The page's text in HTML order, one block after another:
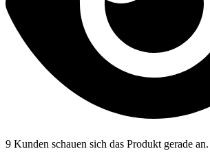
9 Kunden schauen sich das Produkt gerade an.